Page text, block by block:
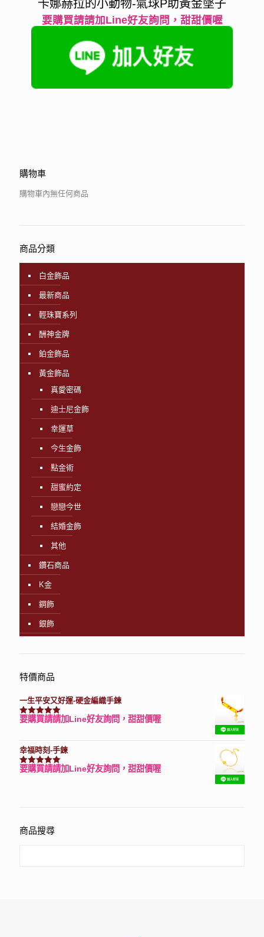
卡娜赫拉的小動物-氣球P助黃金墜子
要購買請請加Line好友詢問，甜甜價喔
購物車
購物車內無任何商品
商品分類
白金飾品
最新商品
輕珠寶系列
酬神金牌
鉑金飾品
黃金飾品
真愛密碼
迪士尼金飾
幸運草
今生金飾
點金術
甜蜜約定
戀戀今世
結婚金飾
其他
鑽石商品
K金
鋼飾
銀飾
特價商品
一生平安又好運-硬金編織手鍊
評分7740滿分 5
要購買請請加Line好友詢問，甜甜價喔
幸福時刻-手鍊
評分3150滿分 5
要購買請請加Line好友詢問，甜甜價喔
商品搜尋